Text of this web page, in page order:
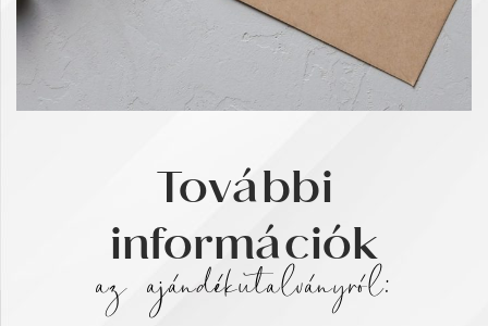
További
információk
az ajándékutalványról: